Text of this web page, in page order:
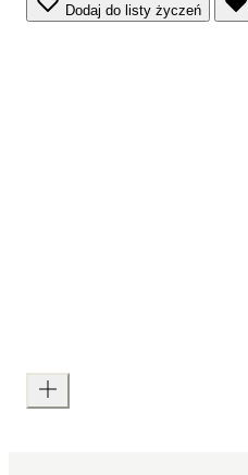
Dodaj do listy życzeń